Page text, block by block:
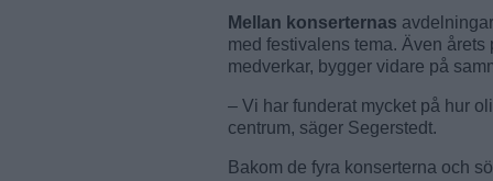
Mellan konserternas
med festivalens tema. Även
medverkar, bygger vidare på
– Vi har funderat mycket på hur
centrum, säger Segerstedt.
Bakom de fyra konserterna och